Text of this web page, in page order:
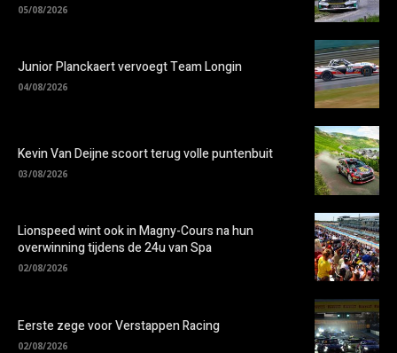
05/08/2026
Junior Planckaert vervoegt Team Longin
04/08/2026
Kevin Van Deijne scoort terug volle puntenbuit
03/08/2026
Lionspeed wint ook in Magny-Cours na hun
overwinning tijdens de 24u van Spa
02/08/2026
Eerste zege voor Verstappen Racing
02/08/2026